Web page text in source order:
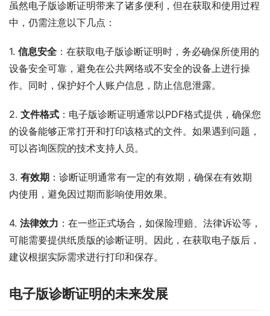
虽然电子版诊断证明带来了诸多便利，但在获取和使用过程
中，仍需注意以下几点：
1. 信息安全 ：在获取电子版诊断证明时，务必确保所使用的
设备安全可靠，避免在公共网络或不安全的设备上进行操
作。同时，保护好个人账户信息，防止信息泄露。
2. 文件格式 ：电子版诊断证明通常以PDF格式提供，确保您
的设备能够正常打开和打印该格式的文件。如果遇到问题，
可以咨询医院的技术支持人员。
3. 有效期 ：诊断证明通常有一定的有效期，确保在有效期
内使用，避免因过期而影响使用效果。
4. 法律效力 ：在一些正式场合，如保险理赔、法律诉讼等，
可能需要提供纸质版的诊断证明。因此，在获取电子版后，
建议根据实际需求进行打印和保存。
电子版诊断证明的未来发展